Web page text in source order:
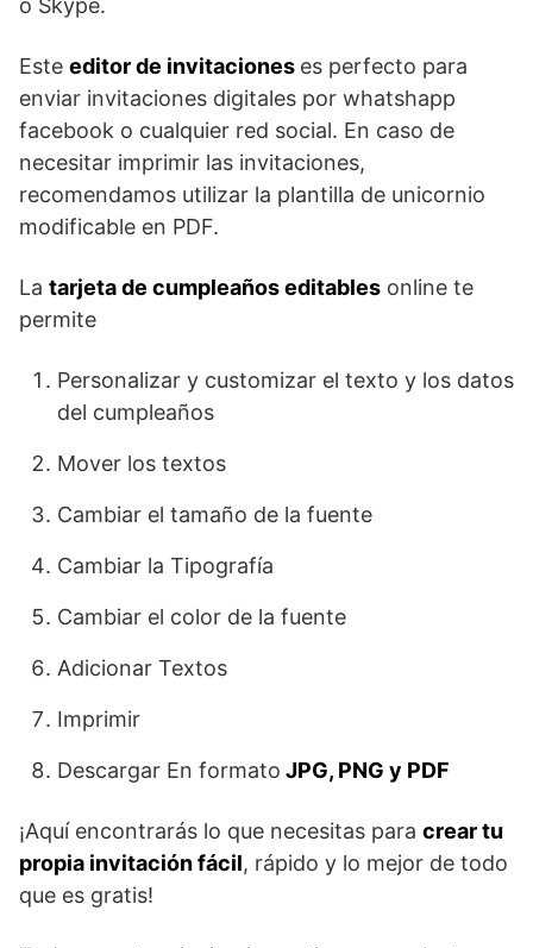
o Skype.
Este editor de invitaciones es perfecto para
enviar invitaciones digitales por whatshapp
facebook o cualquier red social. En caso de
necesitar imprimir las invitaciones,
recomendamos utilizar la plantilla de unicornio
modificable en PDF.
La tarjeta de cumpleaños editables online te
permite
Personalizar y customizar el texto y los datos
del cumpleaños
Mover los textos
Cambiar el tamaño de la fuente
Cambiar la Tipografía
Cambiar el color de la fuente
Adicionar Textos
Imprimir
Descargar En formato JPG, PNG y PDF
¡Aquí encontrarás lo que necesitas para crear tu
propia invitación fácil, rápido y lo mejor de todo
que es gratis!